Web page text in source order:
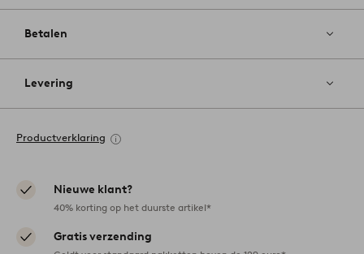
Betalen
Levering
Productverklaring
Nieuwe klant?
40% korting op het duurste artikel*
Gratis verzending